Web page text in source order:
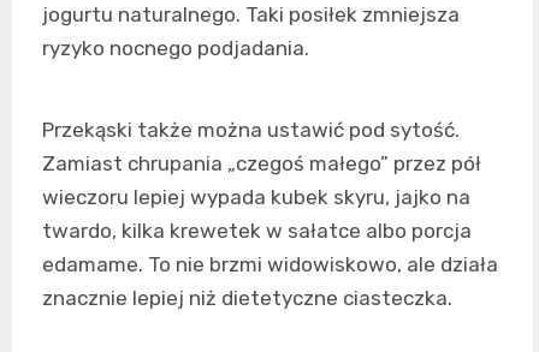
jogurtu naturalnego. Taki posiłek zmniejsza
ryzyko nocnego podjadania.
Przekąski także można ustawić pod sytość.
Zamiast chrupania „czegoś małego” przez pół
wieczoru lepiej wypada kubek skyru, jajko na
twardo, kilka krewetek w sałatce albo porcja
edamame. To nie brzmi widowiskowo, ale działa
znacznie lepiej niż dietetyczne ciasteczka.